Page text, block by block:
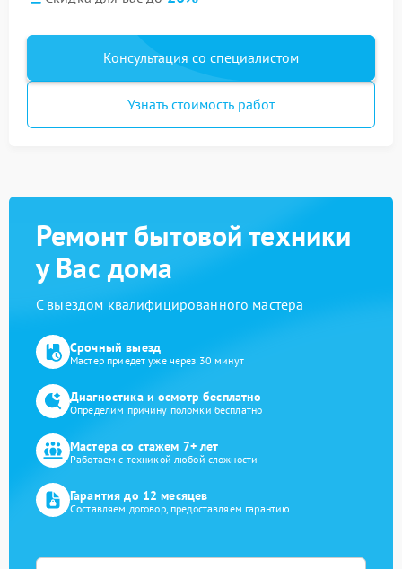
Консультация со специалистом
Узнать стоимость работ
Ремонт бытовой техники
у Вас дома
С выездом квалифицированного мастера
Срочный выезд
Мастер приедет уже через 30 минут
Диагностика и осмотр бесплатно
Определим причину поломки бесплатно
Мастера со стажем 7+ лет
Работаем с техникой любой сложности
Гарантия до 12 месяцев
Составляем договор, предоставляем гарантию